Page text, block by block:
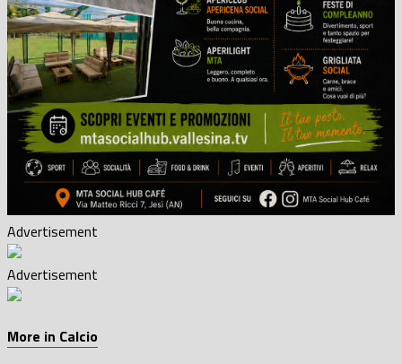
Advertisement
Advertisement
More in Calcio